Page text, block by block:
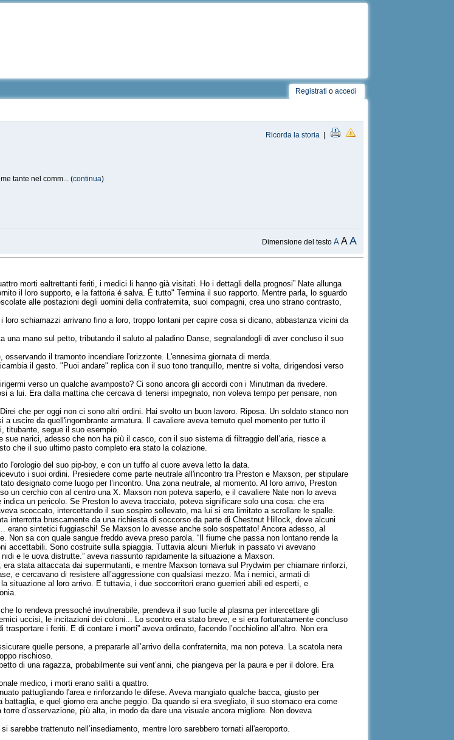
Registrati o accedi
Ricorda la storia |
tante nel comm... (continua)
Dimensione del testoA AA
morti ealtrettanti feriti, i medici li hanno già visitati. Ho i dettagli della prognosi” Nate allunga
il loro supporto, e la fattoria é salva. É tutto" Termina il suo rapporto. Mentre parla, lo sguardo
alle postazioni degli uomini della confraternita, suoi compagni, crea uno strano contrasto,
schiamazzi arrivano fino a loro, troppo lontani per capire cosa si dicano, abbastanza vicini da
mano sul petto, tributando il saluto al paladino Danse, segnalandogli di aver concluso il suo
osservando il tramonto incendiare l'orizzonte. L'ennesima giornata di merda.
il gesto. "Puoi andare" replica con il suo tono tranquillo, mentre si volta, dirigendosi verso
verso un qualche avamposto? Ci sono ancora gli accordi con i Minutman da rivedere.
a lui. Era dalla mattina che cercava di tenersi impegnato, non voleva tempo per pensare, non
che per oggi non ci sono altri ordini. Hai svolto un buon lavoro. Riposa. Un soldato stanco non
uscire da quell'ingombrante armatura. Il cavaliere aveva temuto quel momento per tutto il
titubante, segue il suo esempio.
narici, adesso che non ha più il casco, con il suo sistema di filtraggio dell’aria, riesce a
che il suo ultimo pasto completo era stato la colazione.
l'orologio del suo pip-boy, e con un tuffo al cuore aveva letto la data.
i suoi ordini. Presiedere come parte neutrale all'incontro tra Preston e Maxson, per stipulare
designato come luogo per l’incontro. Una zona neutrale, al momento. Al loro arrivo, Preston
un cerchio con al centro una X. Maxson non poteva saperlo, e il cavaliere Nate non lo aveva
un pericolo. Se Preston lo aveva tracciato, poteva significare solo una cosa: che era
scoccato, intercettando il suo sospiro sollevato, ma lui si era limitato a scrollare le spalle.
interrotta bruscamente da una richiesta di soccorso da parte di Chestnut Hillock, dove alcuni
erano sintetici fuggiaschi! Se Maxson lo avesse anche solo sospettato! Ancora adesso, al
sa con quale sangue freddo aveva preso parola. “Il fiume che passa non lontano rende la
accettabili. Sono costruite sulla spiaggia. Tuttavia alcuni Mierluk in passato vi avevano
e le uova distrutte.” aveva riassunto rapidamente la situazione a Maxson.
stata attaccata dai supermutanti, e mentre Maxson tornava sul Prydwim per chiamare rinforzi,
e cercavano di resistere all’aggressione con qualsiasi mezzo. Ma i nemici, armati di
situazione al loro arrivo. E tuttavia, i due soccorritori erano guerrieri abili ed esperti, e
lo rendeva pressoché invulnerabile, prendeva il suo fucile al plasma per intercettare gli
uccisi, le incitazioni dei coloni... Lo scontro era stato breve, e si era fortunatamente concluso
i feriti. E di contare i morti” aveva ordinato, facendo l’occhiolino all’altro. Non era
quelle persone, a prepararle all’arrivo della confraternita, ma non poteva. La scatola nera
rischioso.
di una ragazza, probabilmente sui vent’anni, che piangeva per la paura e per il dolore. Era
medico, i morti erano saliti a quattro.
pattugliando l'area e rinforzando le difese. Aveva mangiato qualche bacca, giusto per
e quel giorno era anche peggio. Da quando si era svegliato, il suo stomaco era come
d’osservazione, più alta, in modo da dare una visuale ancora migliore. Non doveva
trattenuto nell’insediamento, mentre loro sarebbero tornati all'aeroporto.